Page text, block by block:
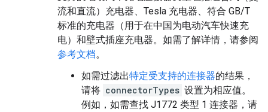
流和直流）充电器、Tesla 充电器、符合 GB/T
标准的充电器（用于在中国为电动汽车快速充
电）和壁式插座充电器。如需了解详情，请参阅
参考文档。
如需过滤出特定受支持的连接器的结果，
请将 connectorTypes 设置为相应值。
例如，如需查找 J1772 类型 1 连接器，请